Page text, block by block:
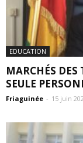
EDUCATION
MARCHÉS DES
SEULE
Friaguinée - 15 juin